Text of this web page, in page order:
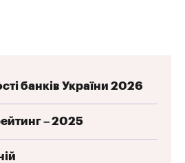
банків України 2026
– 2025